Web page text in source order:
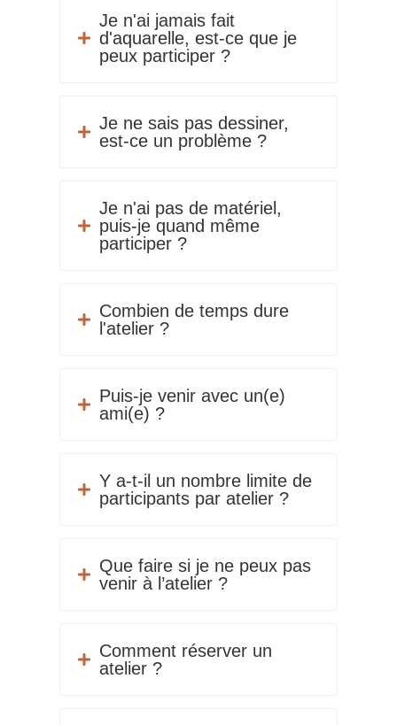

Je n'ai jamais fait
d'aquarelle, est-ce que je
peux participer ?

Je ne sais pas dessiner,
est-ce un problème ?

Je n'ai pas de matériel,
puis-je quand même
participer ?

Combien de temps dure
l'atelier ?

Puis-je venir avec un(e)
ami(e) ?

Y a-t-il un nombre limite de
participants par atelier ?

Que faire si je ne peux pas
venir à l’atelier ?

Comment réserver un
atelier ?